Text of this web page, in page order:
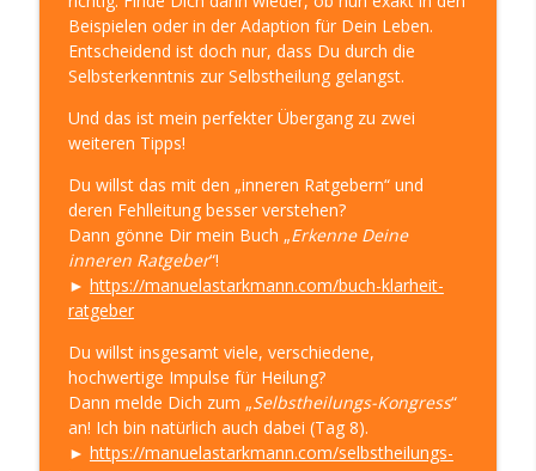
Ausblick – Klarheit 307
LEBE DEINE KLARHEIT! – Die LebensWeise für mehr
Sinn, Spaß, Spirit in Deinem Leben
Auf eine Tasse Tee: mit CLEMENS KUBY -
über Selbstheilung, Veränderung und
Reinkarnation – Klarheit 306
LEBE DEINE KLARHEIT! – Die LebensWeise für mehr
Sinn, Spaß, Spirit in Deinem Leben
25 Jahre selbständig: Erfolg und
Berufung – Klarheit 305
LEBE DEINE KLARHEIT! – Die LebensWeise für mehr
Einblick in Heiler und Medium sein –
Klarheit 304
LEBE DEINE KLARHEIT! – Die LebensWeise für mehr
Sinn, Spaß, Spirit in Deinem Leben
Beispielen oder in der Adaption für Dein Leben.
Entscheidend ist doch nur, dass Du durch die
Selbsterkenntnis zur Selbstheilung gelangst.
Und das ist mein perfekter Übergang zu zwei
weiteren Tipps!
Du willst das mit den „inneren Ratgebern“ und
deren Fehlleitung besser verstehen?
Dann gönne Dir mein Buch „Erkenne Deine
inneren Ratgeber“!
► https://manuelastarkmann.com/buch-klarheit-
ratgeber
Du willst insgesamt viele, verschiedene,
hochwertige Impulse für Heilung?
Dann melde Dich zum „Selbstheilungs-Kongress“
an! Ich bin natürlich auch dabei (Tag 8).
► https://manuelastarkmann.com/selbstheilungs-